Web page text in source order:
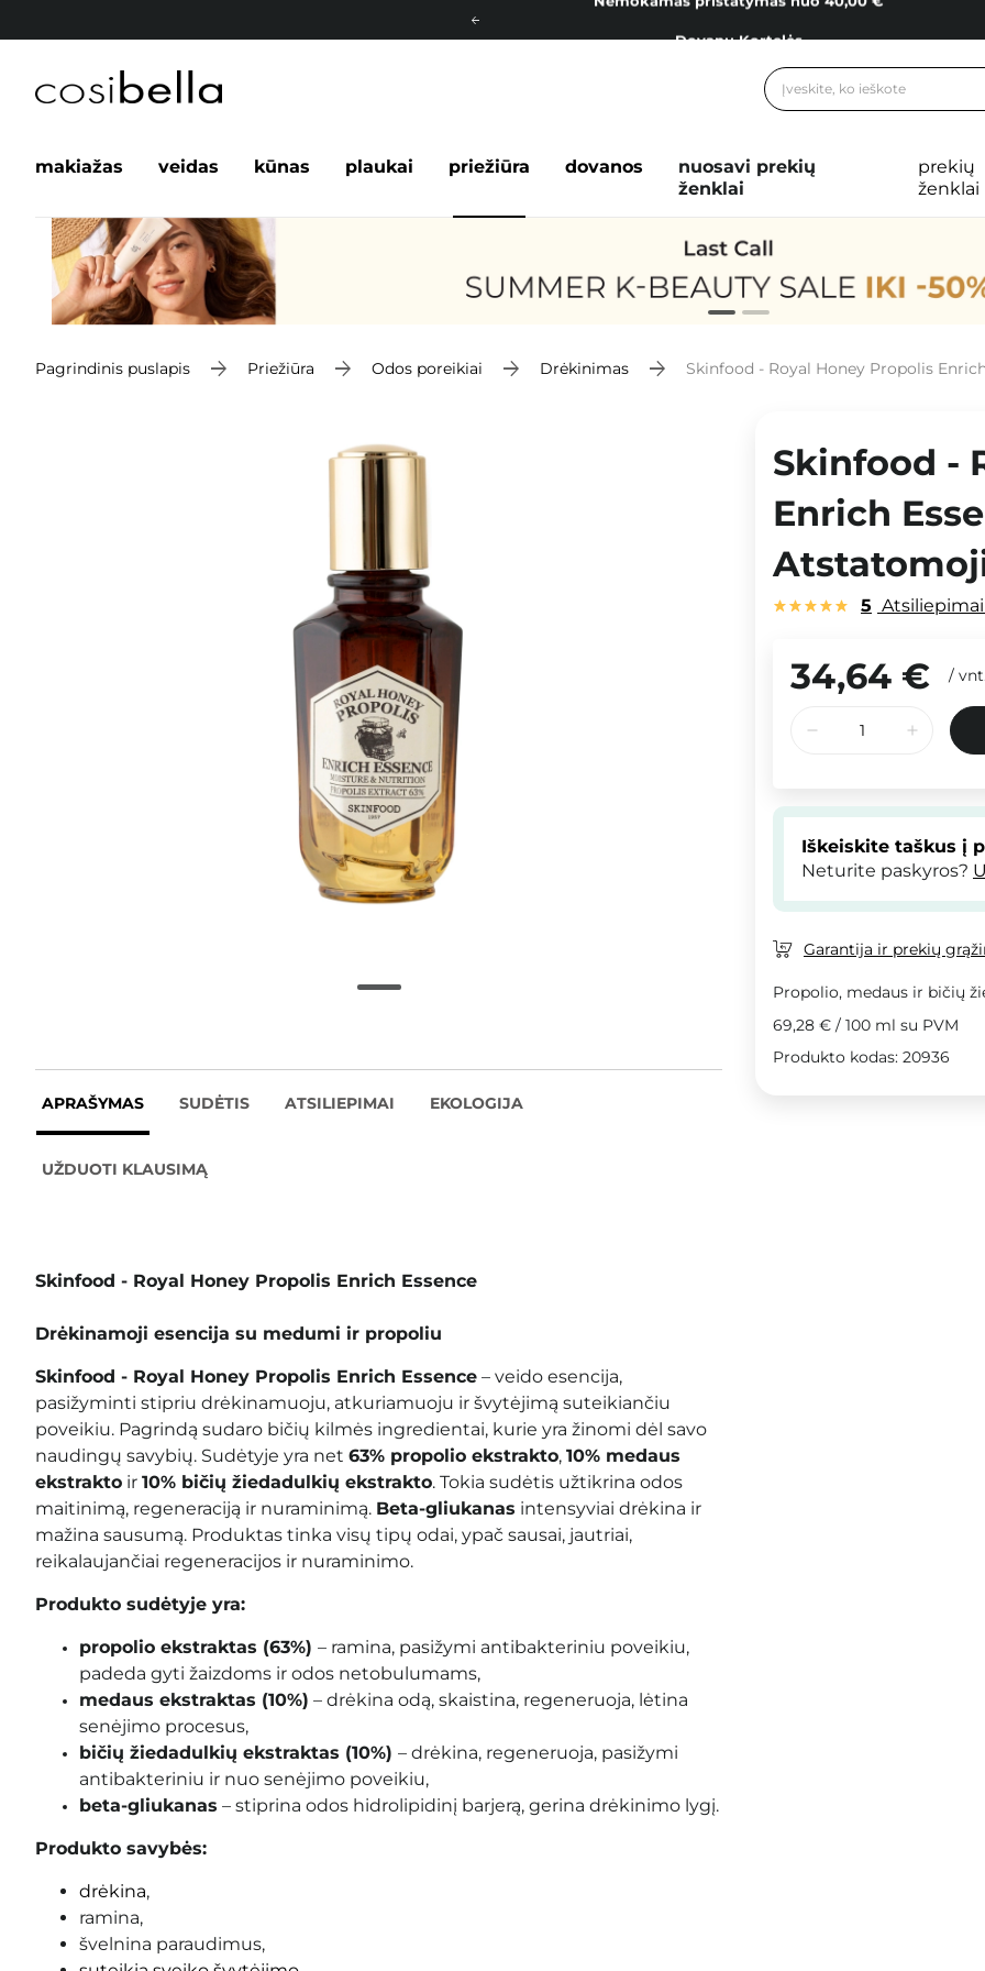
Nemokamas pristatymas nuo 40,00 €
makiažas veidas kūnas plaukai priežiūra dovanos
nuosavi prekių
ženklai
prekių
ženklai
Pagrindinis puslapis Priežiūra Odos poreikiai Drėkinimas Skinfood - Royal Honey Propolis
APRAŠYMAS SUDĖTIS ATSILIEPIMAI EKOLOGIJA
UŽDUOTI KLAUSIMĄ
Skinfood - Royal Honey Propolis Enrich Essence
Drėkinamoji esencija su medumi ir propoliu
Skinfood - Royal Honey Propolis Enrich Essence – veido esencija,
pasižyminti stipriu drėkinamuoju, atkuriamuoju ir švytėjimą suteikiančiu
poveikiu. Pagrindą sudaro bičių kilmės ingredientai, kurie yra žinomi dėl savo
naudingų savybių. Sudėtyje yra net 63% propolio ekstrakto, 10% medaus
ekstrakto ir 10% bičių žiedadulkių ekstrakto. Tokia sudėtis užtikrina odos
maitinimą, regeneraciją ir nuraminimą. Beta-gliukanas intensyviai drėkina ir
mažina sausumą. Produktas tinka visų tipų odai, ypač sausai, jautriai,
reikalaujančiai regeneracijos ir nuraminimo.
Produkto sudėtyje yra:
propolio ekstraktas (63%) – ramina, pasižymi antibakteriniu poveikiu,
padeda gyti žaizdoms ir odos netobulumams,
medaus ekstraktas (10%) – drėkina odą, skaistina, regeneruoja, lėtina
senėjimo procesus,
bičių žiedadulkių ekstraktas (10%) – drėkina, regeneruoja, pasižymi
antibakteriniu ir nuo senėjimo poveikiu,
beta-gliukanas – stiprina odos hidrolipidinį barjerą, gerina drėkinimo lygį.
Produkto savybės:
drėkina,
ramina,
švelnina paraudimus,
Skinfood -
Enrich
5
34,64 € /
Iškeiskite taškus į
Neturite paskyros?
Garantija ir prekių
Propolio, medaus ir bičių
69,28 € / 100 ml su PVM
Produkto kodas: 20936